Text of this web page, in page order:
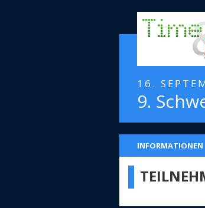
16.
9.
INFORMATIONEN